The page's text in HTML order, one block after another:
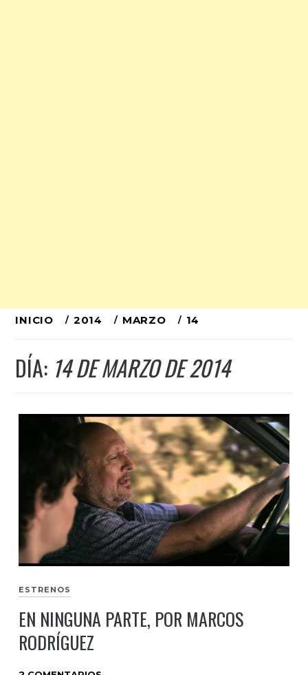
Ir
contenido
INICIO 2014 MARZO 14
DÍA: 14 DE MARZO DE 2014
ESTRENOS
EN NINGUNA PARTE, POR MARCOS
RODRÍGUEZ